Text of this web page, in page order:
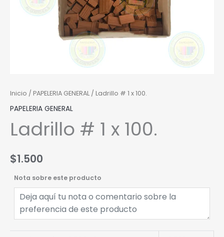
Inicio / PAPELERIA GENERAL / Ladrillo # 1 x 100.
PAPELERIA GENERAL
Ladrillo # 1 x 100.
$1.500
Nota sobre este producto